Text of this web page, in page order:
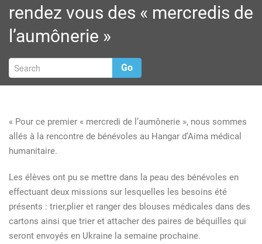
rendez vous des « mercredis de
l’aumônerie »
Go
« Pour ce premier « mercredi de l’aumônerie », nous sommes
allés à la rencontre de bénévoles au Hangar d’Aima médical
humanitaire.
Les élèves ont pu se mettre dans la peau des bénévoles en
effectuant deux missions sur lesquelles les besoins été
présents : trier,plier et ranger des blouses médicales dans des
cartons ainsi que trier et attacher des paires de béquilles qui
seront envoyés en Ukraine la semaine prochaine.